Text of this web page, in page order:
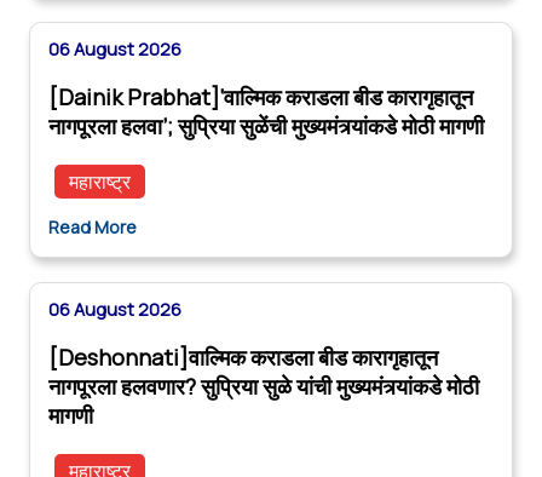
06 August 2026
[Dainik Prabhat]‘वाल्मिक कराडला बीड कारागृहातून
नागपूरला हलवा’; सुप्रिया सुळेंची मुख्यमंत्र्यांकडे मोठी मागणी
महाराष्ट्र
Read More
06 August 2026
[Deshonnati]वाल्मिक कराडला बीड कारागृहातून
नागपूरला हलवणार? सुप्रिया सुळे यांची मुख्यमंत्र्यांकडे मोठी
मागणी
महाराष्ट्र